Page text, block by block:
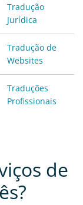
Tradução
Jurídica
Tradução de
Websites
Traduções
Profissionais
de